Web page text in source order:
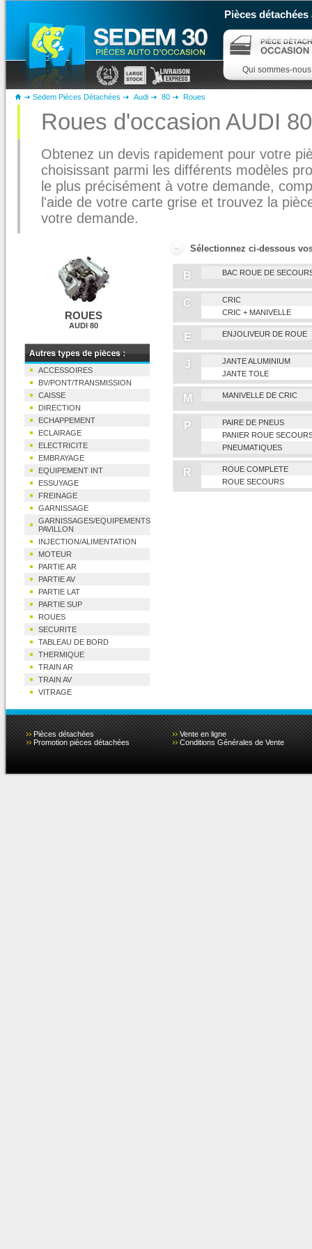
Pièces
Qui sommes-
Sedem Pièces Détachées Audi 80 Roues
Roues d'occasion AUDI 80
Obtenez un devis rapidement pour votre
choisissant parmi les différents modèles
le plus précisément à votre demande,
l'aide de votre carte grise et trouvez la
votre demande.
ROUES
AUDI 80
ACCESSOIRES
BV/PONT/TRANSMISSION
CAISSE
DIRECTION
ECHAPPEMENT
ECLAIRAGE
ELECTRICITE
EMBRAYAGE
EQUIPEMENT INT
ESSUYAGE
FREINAGE
GARNISSAGE
GARNISSAGES/EQUIPEMENTS
PAVILLON
INJECTION/ALIMENTATION
MOTEUR
PARTIE AR
PARTIE AV
PARTIE LAT
PARTIE SUP
ROUES
SECURITE
TABLEAU DE BORD
THERMIQUE
TRAIN AR
TRAIN AV
VITRAGE
Sélectionnez ci-dessous
B BAC ROUE DE
C
CRIC
CRIC + MANIVELLE
E ENJOLIVEUR DE ROUE
J
JANTE ALUMINIUM
JANTE TOLE
M MANIVELLE DE CRIC
P
PAIRE DE PNEUS
PANIER ROUE
PNEUMATIQUES
R
ROUE COMPLETE
ROUE SECOURS
Pièces détachées
Vente en ligne
Promotion pièces détachées
Conditions Générales de Vente